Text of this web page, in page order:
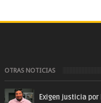
OTRAS NOTICIAS
Exigen justicia